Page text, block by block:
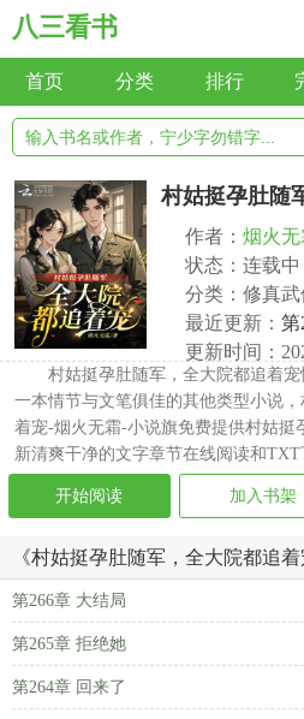
八三看书
首页 分类 排行
村姑挺孕肚随
作者： 烟火无
状态：连载中
分类：修真武
最近更新： 第
更新时间：
村姑挺孕肚随军，全大院都追着
一本情节与文笔俱佳的其他类型小说
着宠-烟火无霜-小说旗免费提供村姑挺
新清爽干净的文字章节在线阅读和TXT
开始阅读 加入书架
《村姑挺孕肚随军，全大院都追
第266章 大结局
第265章 拒绝她
第264章 回来了